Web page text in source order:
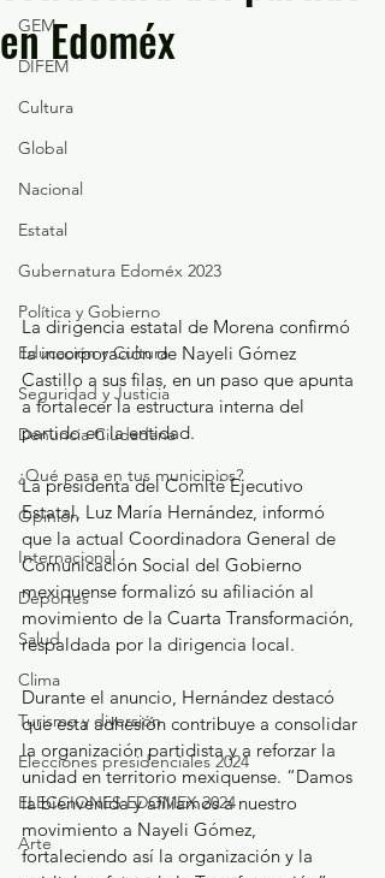
GEM
DIFEM
Cultura
Global
Nacional
Estatal
Gubernatura Edoméx 2023
Política y Gobierno
Educación y Cultura
Seguridad y Justicia
Denuncia Ciudadana
¿Qué pasa en tus municipios?
Opinión
Internacional
Deportes
Salud
Clima
Turismo y diversión
Elecciones presidenciales 2024
ELECCIONES EDOMEX 2024
Arte
en Edoméx
La dirigencia estatal de Morena confirmó
la incorporación de Nayeli Gómez
Castillo a sus filas, en un paso que apunta
a fortalecer la estructura interna del
partido en la entidad.
La presidenta del Comité Ejecutivo
Estatal, Luz María Hernández, informó
que la actual Coordinadora General de
Comunicación Social del Gobierno
mexiquense formalizó su afiliación al
movimiento de la Cuarta Transformación,
respaldada por la dirigencia local.
Durante el anuncio, Hernández destacó
que esta adhesión contribuye a consolidar
la organización partidista y a reforzar la
unidad en territorio mexiquense. “Damos
la bienvenida y afiliamos a nuestro
movimiento a Nayeli Gómez,
fortaleciendo así la organización y la